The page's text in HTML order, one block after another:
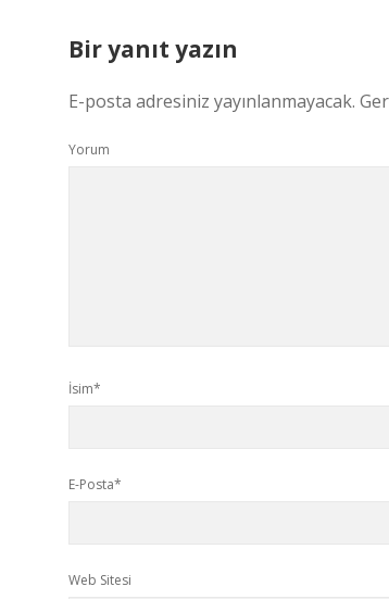
Bir yanıt yazın
E-posta adresiniz yayınlanmayacak.
Yorum
İsim*
E-Posta*
Web Sitesi